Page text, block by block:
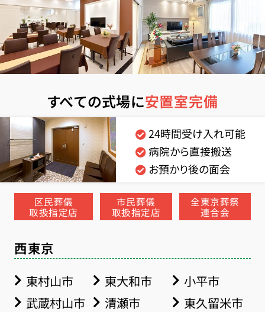
すべての式場に安置室完備
24時間受け入れ可能
病院から直接搬送
お預かり後の面会
区民葬儀
取扱指定店
市民葬儀
取扱指定店
全東京葬祭
連合会
西東京
東村山市 東大和市
小平市
武蔵村山市
清瀬市
東久留米市